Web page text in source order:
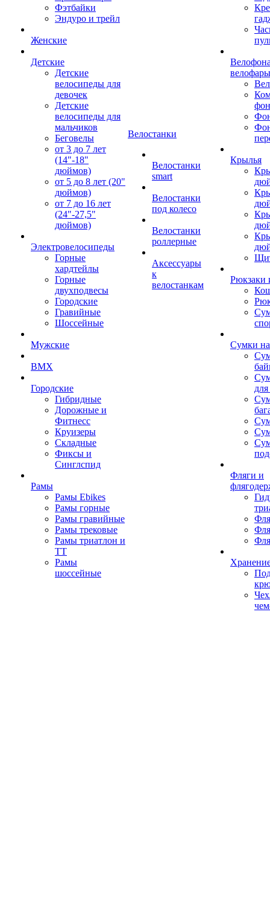
Фэтбайки
Эндуро и трейл
Женские
Детские
Детские
велосипеды для
девочек
Детские
велосипеды для
мальчиков
Беговелы
от 3 до 7 лет
(14"-18"
дюймов)
от 5 до 8 лет (20"
дюймов)
от 7 до 16 лет
(24"-27,5"
дюймов)
Электровелосипеды
Горные
хардтейлы
Горные
двухподвесы
Городские
Гравийные
Шоссейные
Мужские
BMX
Городские
Гибридные
Дорожные и
Фитнесс
Круизеры
Складные
Фиксы и
Синглспид
Рамы
Рамы Ebikes
Рамы горные
Рамы гравийные
Рамы трековые
Рамы триатлон и
ТТ
Рамы
шоссейные
Велостанки
Велостанки
smart
Велостанки
под колесо
Велостанки
роллерные
Аксессуары
к
велостанкам
велофары
Крылья
Рюкзаки
Сумки
Фляги и